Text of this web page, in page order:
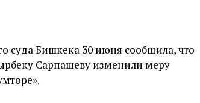
суда Бишкека 30 июня сообщила, что
Сарпашеву изменили меру